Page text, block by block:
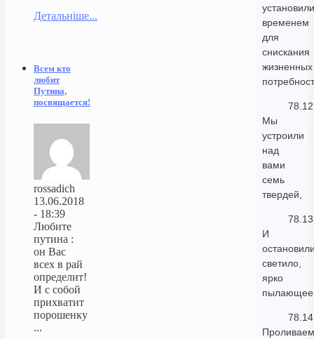
установили
временем
для
снискания
жизненных
78.12
Мы
устроили
над
вами
семь
твердей,
78.13
И
светило,
ярко
78.14
Проливаем
Детальніше...
Всем кто
любит
Путина,
посвящается!
rossadich
13.06.2018
- 18:39
Любите
путина :
он Вас
всех в рай
определит!
И с собой
прихватит
порошенку
...